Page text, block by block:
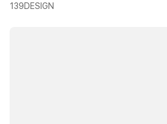
139DESIGN